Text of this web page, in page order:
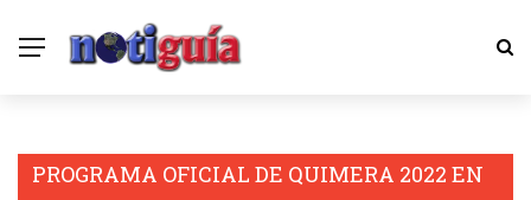
PROGRAMA OFICIAL DE QUIMERA 2022 EN